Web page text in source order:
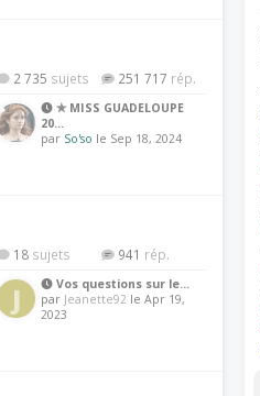
2 735 251 717
✯ MISS GUADELOUPE
20…
par So'so le Sep 18, 2024
18 941
J
Vos questions sur le…
par Jeanette92 le Apr 19,
2023